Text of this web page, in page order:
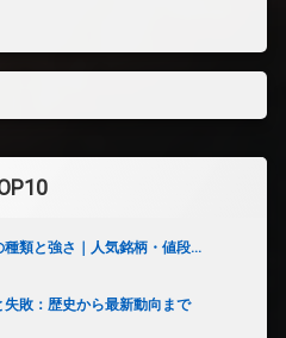
類と強さ｜人気銘柄・値段...
敗：歴史から最新動向まで